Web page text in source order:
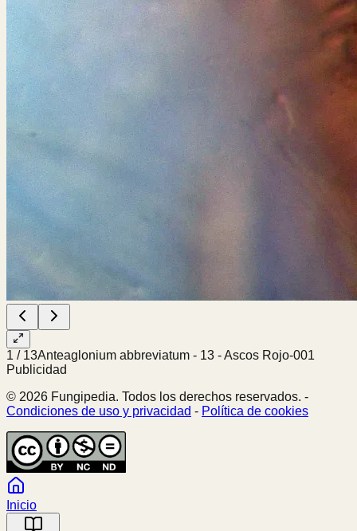
1 / 13Anteaglonium abbreviatum - 13 - Ascos Rojo-001
Publicidad
© 2026 Fungipedia. Todos los derechos reservados. -
Condiciones de uso y privacidad - Política de cookies
Inicio